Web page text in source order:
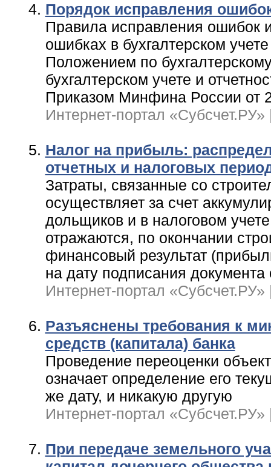
Порядок исправления
Правила исправления ошибок
ошибках в бухгалтерском
Положением по
бухгалтерском учете и
Приказом Минфина России от
Интернет-портал
Налог на прибыль:
отчетных и налоговых
Затраты, связанные со
осуществляет за счет
дольщиков и в налоговом
отражаются, по окончании
финансовый результат
на дату подписания
Интернет-портал
Разъяснены требования к
средств (капитала) банка
Проведение переоценки
означает определение его
же дату, и никакую другую
Интернет-портал
При передаче земельного